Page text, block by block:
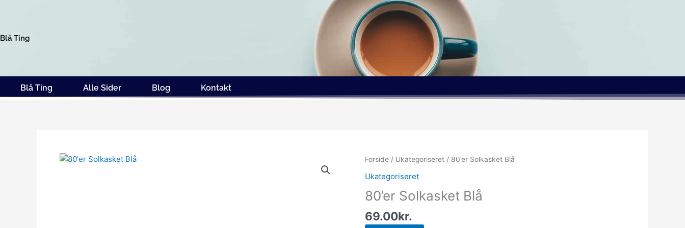
Blå Ting
Blå Ting Alle Sider Blog Kontakt
Forside / Ukategoriseret / 80’er Solkasket Blå
Ukategoriseret
80’er Solkasket Blå
69.00kr.